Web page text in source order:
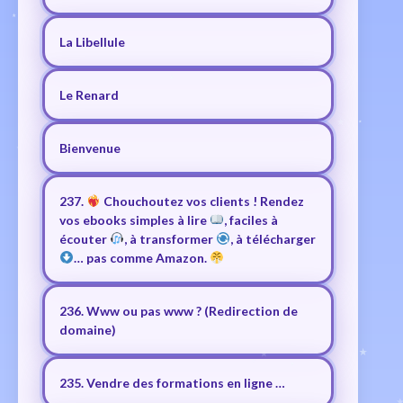
La Libellule
Le Renard
Bienvenue
237.
Chouchoutez vos clients ! Rendez
vos ebooks simples à lire
, faciles à
écouter
, à transformer
, à télécharger
… pas comme Amazon.
236. Www ou pas www ? (Redirection de
domaine)
235. Vendre des formations en ligne …